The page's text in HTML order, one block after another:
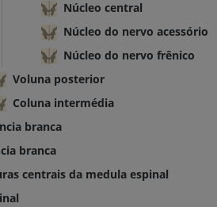
Núcleo central
Núcleo do nervo acessório
Núcleo do nervo frênico
Voluna posterior
Coluna intermédia
branca
branca
centrais da medula espinal